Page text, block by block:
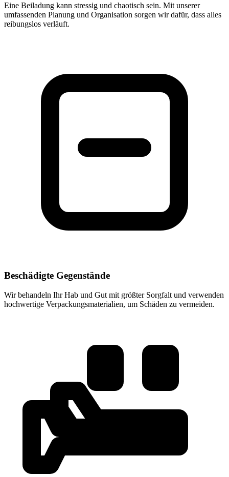
Eine Beiladung kann stressig und chaotisch sein. Mit unserer
umfassenden Planung und Organisation sorgen wir dafür, dass alles
reibungslos verläuft.
Beschädigte Gegenstände
Wir behandeln Ihr Hab und Gut mit größter Sorgfalt und verwenden
hochwertige Verpackungsmaterialien, um Schäden zu vermeiden.